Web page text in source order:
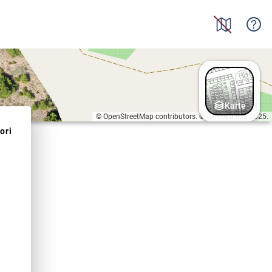
© OpenStreetMap contributors. © Axiom d.o.o. 2025.
Karte